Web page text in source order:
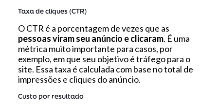
Taxa de cliques (CTR)
O CTR é a porcentagem de vezes que as
pessoas viram seu anúncio e clicaram. É uma
métrica muito importante para casos, por
exemplo, em que seu objetivo é tráfego para o
site. Essa taxa é calculada com base no total de
impressões e cliques do anúncio.
Custo por resultado